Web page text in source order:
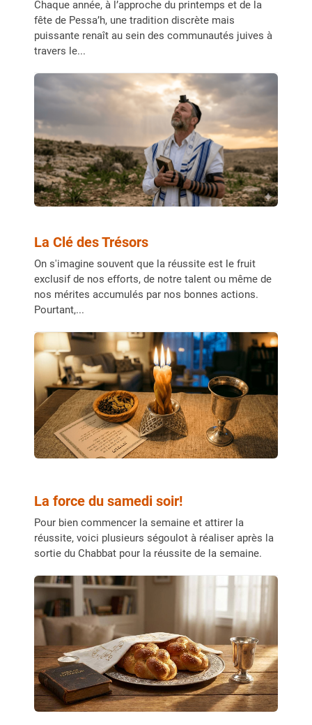
Chaque année, à l’approche du printemps et de la
fête de Pessa’h, une tradition discrète mais
puissante renaît au sein des communautés juives à
travers le...
La Clé des Trésors
On s'imagine souvent que la réussite est le fruit
exclusif de nos efforts, de notre talent ou même de
nos mérites accumulés par nos bonnes actions.
Pourtant,...
La force du samedi soir!
Pour bien commencer la semaine et attirer la
réussite, voici plusieurs ségoulot à réaliser après la
sortie du Chabbat pour la réussite de la semaine.